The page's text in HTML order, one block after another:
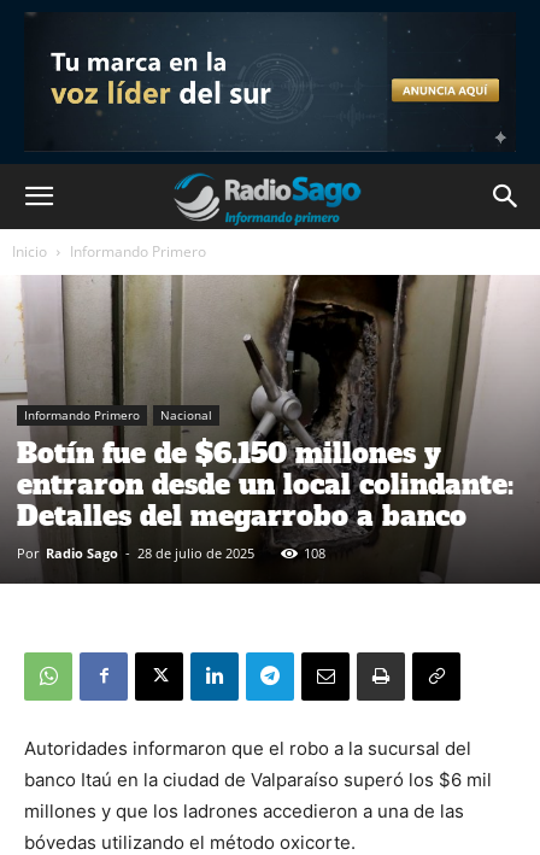
Inicio Informando Primero
Informando Primero Nacional
Botín fue de $6.150 millones y
entraron desde un local colindante:
Detalles del megarrobo a banco
Por Radio Sago - 28 de julio de 2025 108
Autoridades informaron que el robo a la sucursal del
banco Itaú en la ciudad de Valparaíso superó los $6 mil
millones y que los ladrones accedieron a una de las
bóvedas utilizando el método oxicorte.